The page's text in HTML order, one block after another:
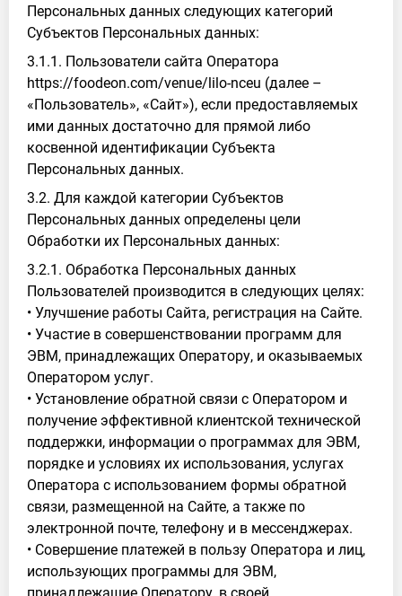
Персональных данных следующих категорий
Субъектов Персональных данных:
3.1.1. Пользователи сайта Оператора
https://foodeon.com/venue/lilo-nceu (далее –
«Пользователь», «Сайт»), если предоставляемых
ими данных достаточно для прямой либо
косвенной идентификации Субъекта
Персональных данных.
3.2. Для каждой категории Субъектов
Персональных данных определены цели
Обработки их Персональных данных:
3.2.1. Обработка Персональных данных
Пользователей производится в следующих целях:
• Улучшение работы Сайта, регистрация на Сайте.
• Участие в совершенствовании программ для
ЭВМ, принадлежащих Оператору, и оказываемых
Оператором услуг.
• Установление обратной связи с Оператором и
получение эффективной клиентской технической
поддержки, информации о программах для ЭВМ,
порядке и условиях их использования, услугах
Оператора с использованием формы обратной
связи, размещенной на Сайте, а также по
электронной почте, телефону и в мессенджерах.
• Совершение платежей в пользу Оператора и лиц,
использующих программы для ЭВМ,